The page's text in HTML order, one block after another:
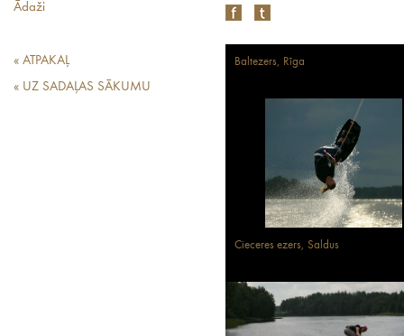
Ādaži
« ATPAKAĻ
« UZ SADAĻAS SĀKUMU
Baltezers, Rīga
Cieceres ezers, Saldus